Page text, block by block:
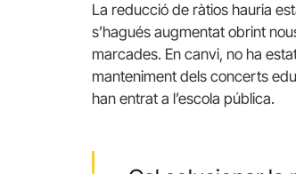
La reducció de ràtios hauria
s’hagués augmentat obrint
marcades. En canvi, no ha
manteniment dels concerts
han entrat a l’escola pública.